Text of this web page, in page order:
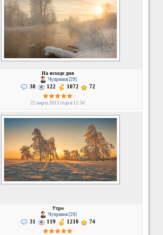
На исходе дня
Чуприков [29]
38 122 1072 72
22 марта 2013 года в 11:50
Утро
Чуприков [29]
31 119 1210 74